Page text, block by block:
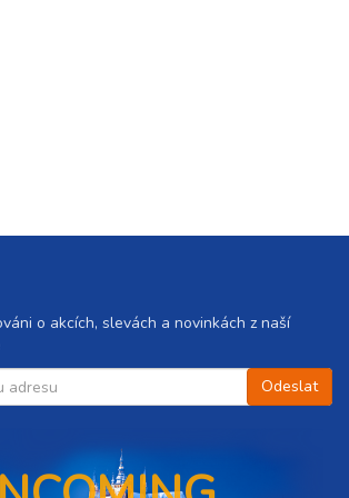
o akcích, slevách a novinkách z naší